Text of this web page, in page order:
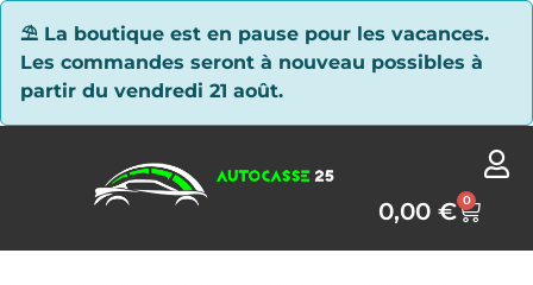
⛱ La boutique est en pause pour les vacances.
Les commandes seront à nouveau possibles à
partir du vendredi 21 août.
0,00€ 0
Panneau de gestion des cookies